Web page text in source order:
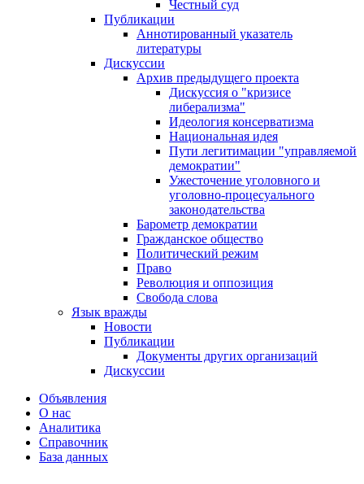
Честный суд
Публикации
Аннотированный указатель
литературы
Дискуссии
Архив предыдущего проекта
Дискуссия о "кризисе
либерализма"
Идеология консерватизма
Национальная идея
Пути легитимации "управляемой
демократии"
Ужесточение уголовного и
уголовно-процесуального
законодательства
Барометр демократии
Гражданское общество
Политический режим
Право
Революция и оппозиция
Свобода слова
Язык вражды
Новости
Публикации
Документы других организаций
Дискуссии
Объявления
О нас
Аналитика
Справочник
База данных